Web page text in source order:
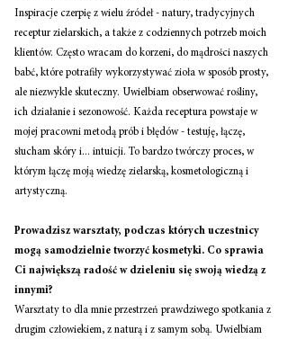
Inspiracje czerpię z wielu źródeł - natury, tradycyjnych
receptur zielarskich, a także z codziennych potrzeb moich
klientów. Często wracam do korzeni, do mądrości naszych
babć, które potrafiły wykorzystywać zioła w sposób prosty,
ale niezwykle skuteczny. Uwielbiam obserwować rośliny,
ich działanie i sezonowość. Każda receptura powstaje w
mojej pracowni metodą prób i błędów - testuję, łączę,
słucham skóry i... intuicji. To bardzo twórczy proces, w
którym łączę moją wiedzę zielarską, kosmetologiczną i
artystyczną.
Prowadzisz warsztaty, podczas których uczestnicy
mogą samodzielnie tworzyć kosmetyki. Co sprawia
Ci największą radość w dzieleniu się swoją wiedzą z
innymi?
Warsztaty to dla mnie przestrzeń prawdziwego spotkania z
drugim człowiekiem, z naturą i z samym sobą. Uwielbiam